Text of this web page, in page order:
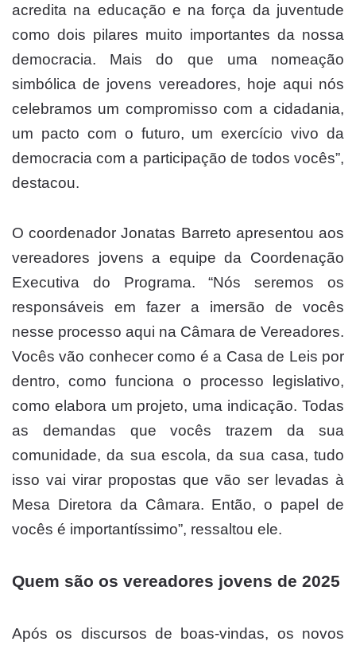
acredita na educação e na força da juventude
como dois pilares muito importantes da nossa
democracia. Mais do que uma nomeação
simbólica de jovens vereadores, hoje aqui nós
celebramos um compromisso com a cidadania,
um pacto com o futuro, um exercício vivo da
democracia com a participação de todos vocês”,
destacou.
O coordenador Jonatas Barreto apresentou aos
vereadores jovens a equipe da Coordenação
Executiva do Programa. “Nós seremos os
responsáveis em fazer a imersão de vocês
nesse processo aqui na Câmara de Vereadores.
Vocês vão conhecer como é a Casa de Leis por
dentro, como funciona o processo legislativo,
como elabora um projeto, uma indicação. Todas
as demandas que vocês trazem da sua
comunidade, da sua escola, da sua casa, tudo
isso vai virar propostas que vão ser levadas à
Mesa Diretora da Câmara. Então, o papel de
vocês é importantíssimo”, ressaltou ele.
Quem são os vereadores jovens de 2025
Após os discursos de boas-vindas, os novos